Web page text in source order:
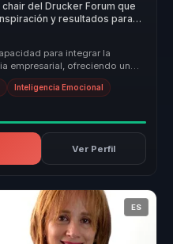
del Drucker Forum que
y resultados para
para integrar la
empresarial, ofreciendo un
Inteligencia Emocional
Ver Perfil
ES